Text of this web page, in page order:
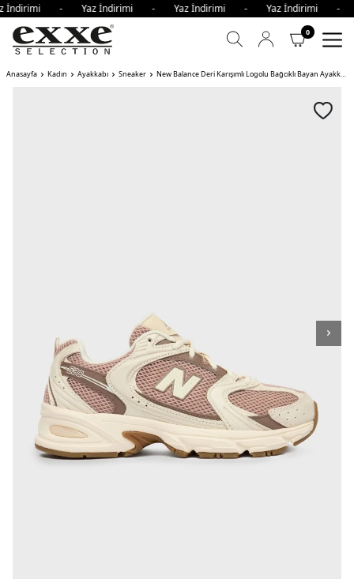
İndirimi - Yaz İndirimi - Yaz İndirimi - Yaz
0
Anasayfa Kadın Ayakkabı Sneaker New Balance Deri Karışımlı Logolu Bağcıklı Bayan Ayakkabı BİSKÜVİ